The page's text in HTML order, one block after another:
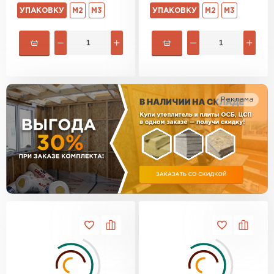
УПАКОВКУ М2 М3 УПАКОВКУ М2 М3
Реклама
Утеплитель Изотек
ПЕРЕЙТИ
ПЕРЕЙТИ
Утеплитель Hotrock
ПЕРЕЙТИ
Утеплитель Эковер
Утеплитель Дирок
Утеплитель Тизол